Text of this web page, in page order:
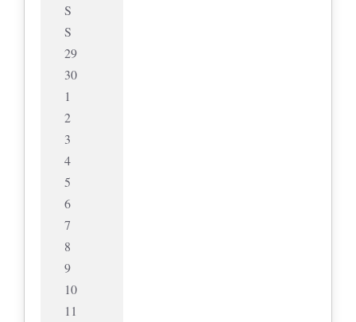
S
S
29
30
1
2
3
4
5
6
7
8
9
10
11